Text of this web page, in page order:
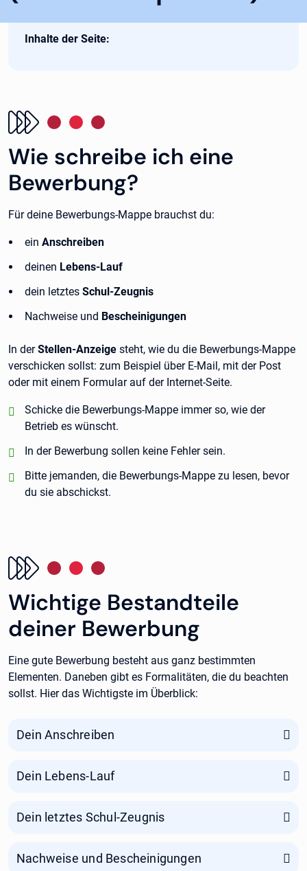
Inhalte der Seite:
Wie schreibe ich eine
Bewerbung?
Für deine Bewerbungs-Mappe brauchst du:
ein Anschreiben
deinen Lebens-Lauf
dein letztes Schul-Zeugnis
Nachweise und Bescheinigungen
In derStellen-Anzeige steht, wie du die Bewerbungs-Mappe
verschicken sollst: zum Beispiel über E-Mail, mit der Post
oder mit einem Formular auf der Internet-Seite.
positiv:
Schicke die Bewerbungs-Mappe immer so, wie der
Betrieb es wünscht.
positiv:
In der Bewerbung sollen keine Fehler sein.
positiv:
Bitte jemanden, die Bewerbungs-Mappe zu lesen, bevor
du sie abschickst.
Wichtige Bestandteile
deiner Bewerbung
Eine gute Bewerbung besteht aus ganz bestimmten
Elementen. Daneben gibt es Formalitäten, die du beachten
sollst. Hier das Wichtigste im Überblick:
Dein Anschreiben
Dein Lebens-Lauf
Dein letztes Schul-Zeugnis
Nachweise und Bescheinigungen